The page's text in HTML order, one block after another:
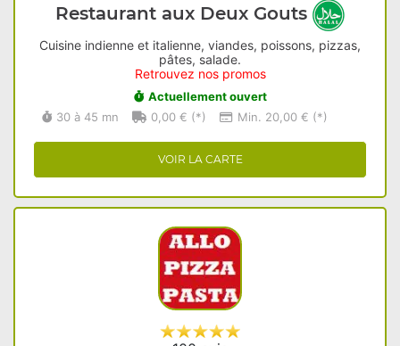
Restaurant aux Deux Gouts
Cuisine indienne et italienne, viandes, poissons, pizzas,
pâtes, salade.
Retrouvez nos promos
Actuellement ouvert
30 à 45 mn
0,00 € (*) Min. 20,00 € (*)
VOIR LA CARTE